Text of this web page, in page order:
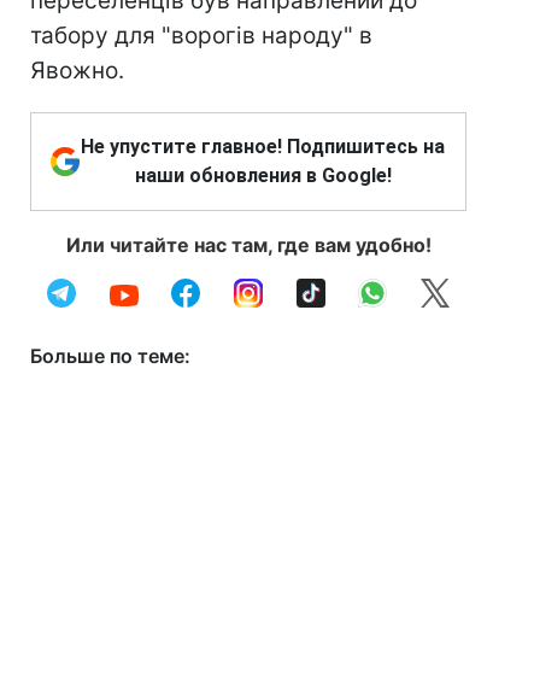
табору для "ворогів народу" в
Явожно.
Не упустите главное! Подпишитесь на
наши обновления в Google!
Или читайте нас там, где вам удобно!
Больше по теме: